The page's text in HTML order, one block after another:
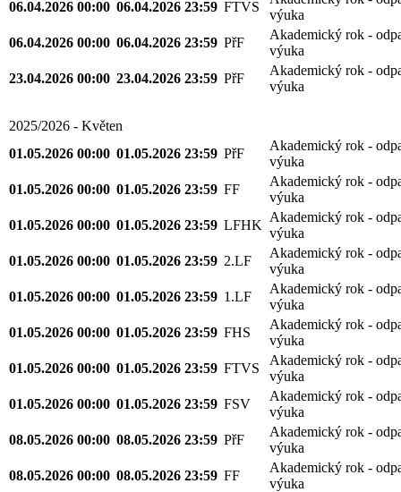
06.04.2026 00:00 06.04.2026 23:59 FTVS
výuka
06.04.2026 00:00 06.04.2026 23:59 PřF
Akademický rok -
výuka
23.04.2026 00:00 23.04.2026 23:59 PřF
Akademický rok -
výuka
2025/2026 - Květen
01.05.2026 00:00 01.05.2026 23:59 PřF
Akademický rok -
výuka
01.05.2026 00:00 01.05.2026 23:59 FF
Akademický rok -
výuka
01.05.2026 00:00 01.05.2026 23:59 LFHK
Akademický rok -
výuka
01.05.2026 00:00 01.05.2026 23:59 2.LF
Akademický rok -
výuka
01.05.2026 00:00 01.05.2026 23:59 1.LF
Akademický rok -
výuka
01.05.2026 00:00 01.05.2026 23:59 FHS
Akademický rok -
výuka
01.05.2026 00:00 01.05.2026 23:59 FTVS
Akademický rok -
výuka
01.05.2026 00:00 01.05.2026 23:59 FSV
Akademický rok -
výuka
08.05.2026 00:00 08.05.2026 23:59 PřF
Akademický rok -
výuka
08.05.2026 00:00 08.05.2026 23:59 FF
Akademický rok -
výuka